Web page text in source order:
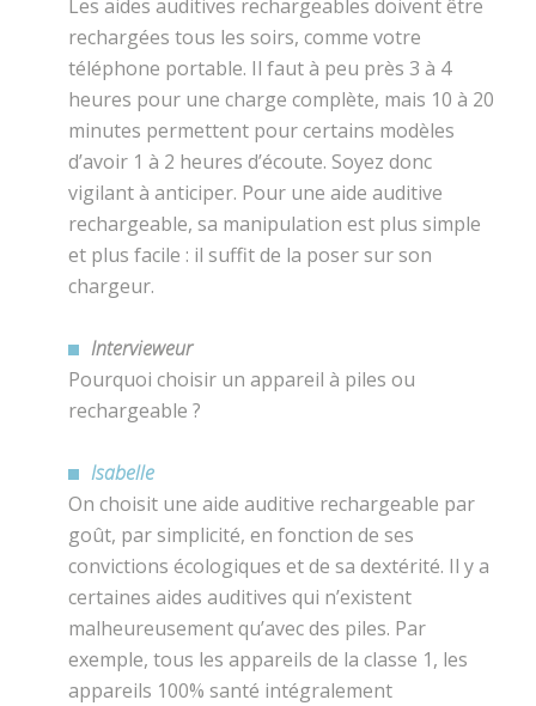
Les aides auditives rechargeables doivent être
rechargées tous les soirs, comme votre
téléphone portable. Il faut à peu près 3 à 4
heures pour une charge complète, mais 10 à 20
minutes permettent pour certains modèles
d’avoir 1 à 2 heures d’écoute. Soyez donc
vigilant à anticiper. Pour une aide auditive
rechargeable, sa manipulation est plus simple
et plus facile : il suffit de la poser sur son
chargeur.
Intervieweur
Pourquoi choisir un appareil à piles ou
rechargeable ?
Isabelle
On choisit une aide auditive rechargeable par
goût, par simplicité, en fonction de ses
convictions écologiques et de sa dextérité. Il y a
certaines aides auditives qui n’existent
malheureusement qu’avec des piles. Par
exemple, tous les appareils de la classe 1, les
appareils 100% santé intégralement